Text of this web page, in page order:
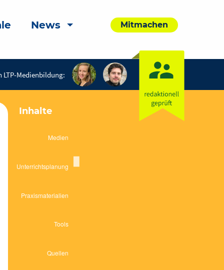
News Mitmachen
LTP-Medienbildung:
Inhalte